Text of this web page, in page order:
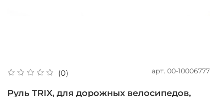
(0) арт. 00-10006777
Руль TRIX, для дорожных велосипедов,